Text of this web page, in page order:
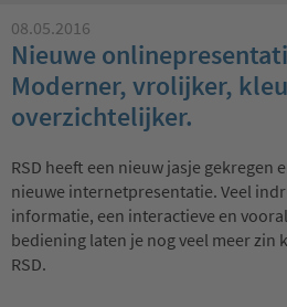
08.05.2016
Nieuwe
Moderner, vrolijker,
overzichtelijker.
RSD heeft een nieuw jasje
nieuwe internetpresentatie. Veel
informatie, een interactieve en
bediening laten je nog veel meer zin
RSD.